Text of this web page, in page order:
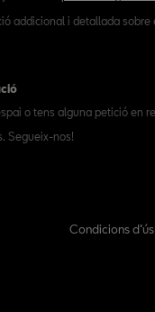
addicional i detallada
o tens alguna petició en
Segueix-nos!
Condicions